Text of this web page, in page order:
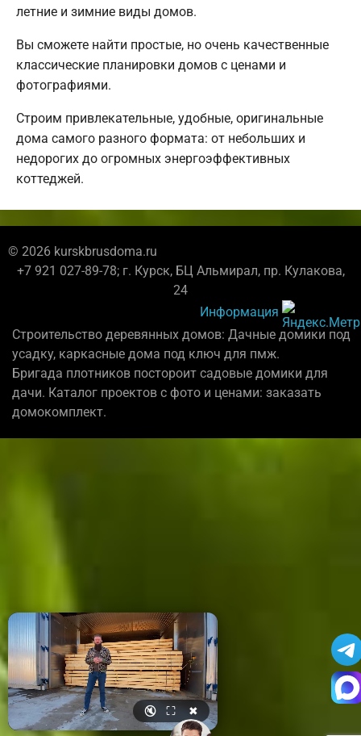
летние и зимние виды домов.
Вы сможете найти простые, но очень качественные
классические планировки домов с ценами и
фотографиями.
Строим привлекательные, удобные, оригинальные
дома самого разного формата: от небольших и
недорогих до огромных энергоэффективных
коттеджей.
© 2026 kurskbrusdoma.ru
+7 921 027-89-78; г. Курск, БЦ Альмирал, пр. Кулакова,
24
Информация
Строительство деревянных домов: Дачные домики под
усадку, каркасные дома под ключ для пмж.
Бригада плотников постороит садовые домики для
дачи. Каталог проектов с фото и ценами: заказать
домокомплект.
🔇 ⛶ ✖